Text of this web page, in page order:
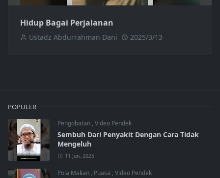
Hidup Bagai Perjalanan
Ustadz Abdurrahman Dani 2025/3/13
POPULER
Pengobatan , Video Pendek
Sembuh Dari Penyakit Dengan Cara Tidak
Mengeluh
11 Jun, 2025
Pola Makan , Puasa , Video Pendek